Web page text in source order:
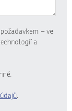
– ve
a
.